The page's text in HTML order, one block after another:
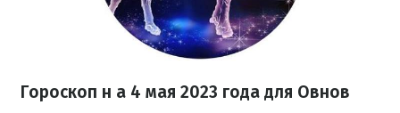
Гороскоп н а 4 мая 2023 года для Овнов